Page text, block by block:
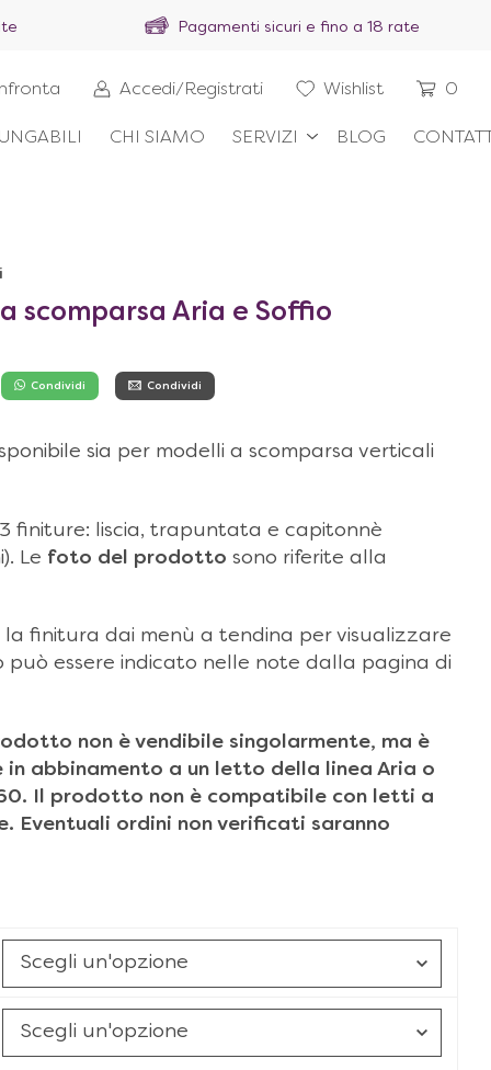
Pagamenti sicuri e fino a 18 rate
CHI SIAMO SERVIZI BLOG
Accedi/Registrati Wishlist 0
scomparsa Aria e Soffio
Condividi Condividi
sia per modelli a scomparsa verticali
3 finiture: liscia, trapuntata e capitonnè
Le foto del prodotto sono riferite alla
la finitura dai menù a tendina per visualizzare
può essere indicato nelle note dalla pagina di
non è vendibile singolarmente, ma è
abbinamento a un letto della linea Aria o
Il prodotto non è compatibile con letti a
Eventuali ordini non verificati saranno